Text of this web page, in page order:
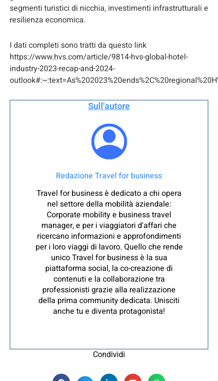
segmenti turistici di nicchia, investimenti infrastrutturali e
resilienza economica.
I dati completi sono tratti da questo link
https://www.hvs.com/article/9814-hvs-global-hotel-
industry-2023-recap-and-2024-
Sull'autore
Redazione Travel for business
Travel for business è dedicato a chi opera
nel settore della mobilità aziendale:
Corporate mobility e business travel
manager, e per i viaggiatori d'affari che
ricercano informazioni e approfondimenti
per i loro viaggi di lavoro. Quello che rende
unico Travel for business è la sua
piattaforma social, la co-creazione di
contenuti e la collaborazione tra
professionisti grazie alla realizzazione
della prima community dedicata. Unisciti
anche tu e diventa protagonista!
Condividi